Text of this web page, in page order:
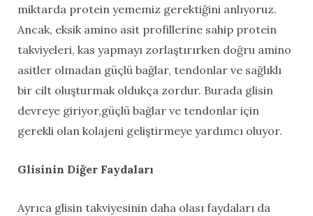
miktarda protein yememiz gerektiğini anlıyoruz.
Ancak, eksik amino asit profillerine sahip protein
takviyeleri, kas yapmayı zorlaştırırken doğru amino
asitler olmadan güçlü bağlar, tendonlar ve sağlıklı
bir cilt oluşturmak oldukça zordur. Burada glisin
devreye giriyor,güçlü bağlar ve tendonlar için
gerekli olan kolajeni geliştirmeye yardımcı oluyor.
Glisinin Diğer Faydaları
Ayrıca glisin takviyesinin daha olası faydaları da